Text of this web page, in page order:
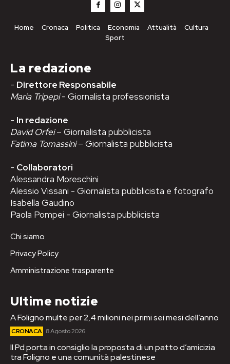
Home Cronaca Politica Economia Attualità
Cultura
Sport
La redazione
- Direttore Responsabile
Maria Tripepi- Giornalista professionista
- In redazione
David Orfei– Giornalista pubblicista
Fatima Tomassini– Giornalista pubblicista
- Collaboratori
Alessandra Moreschini
Alessio Vissani - Giornalista pubblicista e fotografo
Isabella Gaudino
Paola Pompei - Giornalista pubblicista
Chi siamo
Privacy Policy
Amministrazione trasparente
Ultime notizie
A Foligno multe per 2,4 milioni nei primi sei mesi dell’anno
CRONACA 8 Agosto 2026
Il Pd porta in consiglio la proposta di un patto d’amicizia
tra Foligno e una comunità palestinese